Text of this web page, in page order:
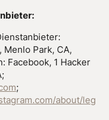
Menlo Park, CA,
Facebook, 1 Hacker
;
about/leg